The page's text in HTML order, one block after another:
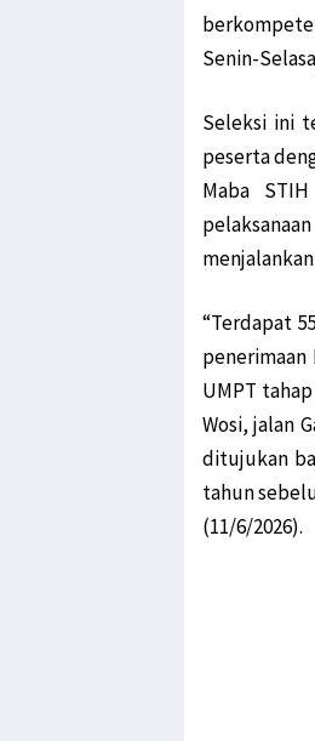
Senin-
Seleksi ini
peserta
Maba
“Terdapat
UMPT
Wosi, jalan
ditujukan
tahun
(11/6/2026).